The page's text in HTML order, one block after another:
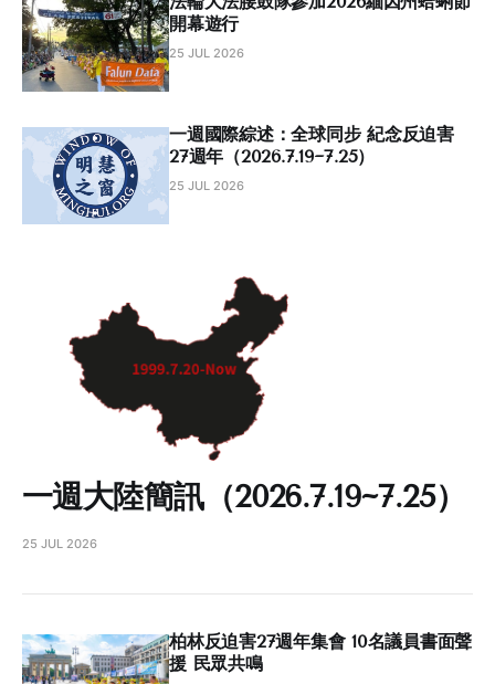
開幕遊行
25 JUL 2026
一週國際綜述：全球同步 紀念反迫害
27週年（2026.7.19~7.25）
25 JUL 2026
一週大陸簡訊（2026.7.19~7.25）
25 JUL 2026
柏林反迫害27週年集會 10名議員書面聲
援 民眾共鳴